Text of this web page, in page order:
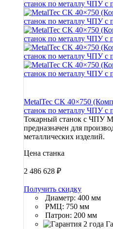
MetalTec CK 40×750
станок по металлу ЧПУ с
Токарный станок с ЧПУ
предназначен для
металлических изделий.
Цена станка
2 486 628 ₽
Получить скидку
Диаметр: 400 мм
РМЦ: 750 мм
Патрон: 200 мм